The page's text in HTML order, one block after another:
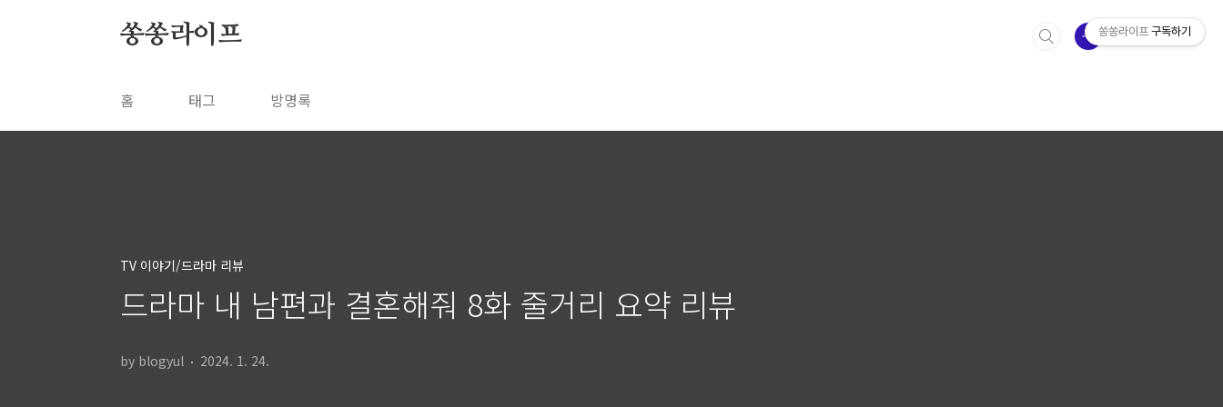
쏭쏭라이프
홈 태그 방명록
TV 이야기/드라마 리뷰
드라마 내 남편과 결혼해줘 8화 줄거리 요약 리뷰
by blogyul 2024. 1. 24.
쏭쏭라이프 구독하기